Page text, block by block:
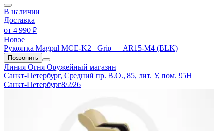
В наличии
Доставка
от 4 990 ₽
Новое
Рукоятка Magpul MOE-K2+ Grip — AR15-M4 (BLK)
Позвонить
Линия Огня Оружейный магазин
Санкт-Петербург, Средний пр. В.О., 85, лит. У, пом. 95Н
Санкт-Петербург8/2/26